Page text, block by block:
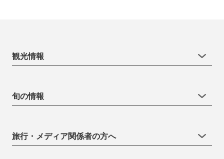
観光情報
旬の情報
旅行・メディア関係者の方へ